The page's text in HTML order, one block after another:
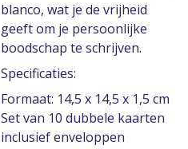
blanco, wat je de vrijheid
geeft om je persoonlijke
boodschap te schrijven.
Specificaties:
Formaat: 14,5 x 14,5 x 1,5 cm
Set van 10 dubbele kaarten
inclusief enveloppen